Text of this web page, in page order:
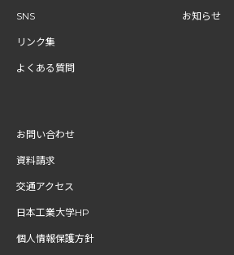
SNS
リンク集
よくある質問
お知らせ
お問い合わせ
資料請求
交通アクセス
日本工業大学HP
個人情報保護方針